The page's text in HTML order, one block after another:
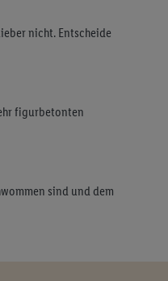
nicht. Entscheide
figurbetonten
sind und dem